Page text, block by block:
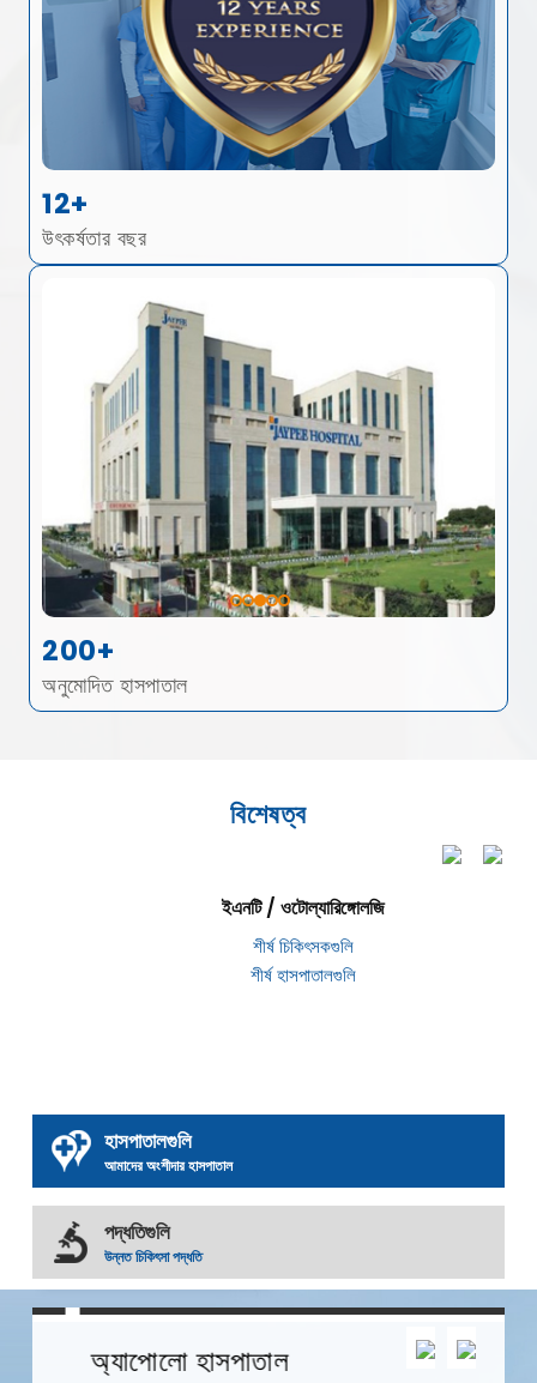
12+
উৎকর্ষতার বছর
200+
অনুমোদিত হাসপাতাল
বিশেষত্ব
ইএনটি / ওটোল্যারিঙ্গোলজি
শীর্ষ চিকিৎসকগুলি
শীর্ষ হাসপাতালগুলি
হাসপাতালগুলি
আমাদের অংশীদার হাসপাতাল
পদ্ধতিগুলি
উন্নত চিকিৎসা পদ্ধতি
12 0 0
অ্যাপোলো হাসপাতাল